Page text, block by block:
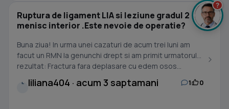
Ruptura de ligament LIA si leziune gradul 2
menisc interior .Este nevoie de operatie?
Buna ziua! In urma unei cazaturi de acum trei luni am
facut un RMN la genunchi drept si am primit urmatorul
rezultat: Fractura fara deplasare cu edem osos...
L liliana404 · acum 3 saptamani 1 0
?